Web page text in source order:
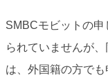
SMBCモビットの
られていませんが
は、外国籍の方で